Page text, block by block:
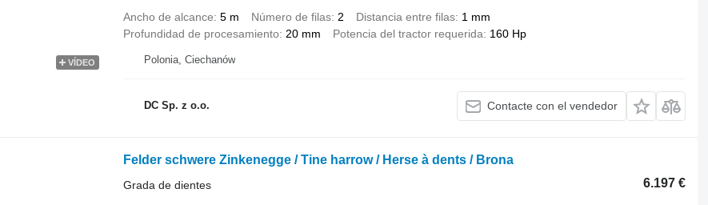
VÍDEO
Ancho de alcance 5 m Número de filas 2 Distancia entre filas 1 mm
Profundidad de procesamiento
20 mm Potencia del tractor requerida 160 Hp
Polonia, Ciechanów
DC Sp. z o.o. Contacte con el vendedor
Felder schwere Zinkenegge / Tine harrow / Herse à dents / Brona
6.197 €
Grada de dientes